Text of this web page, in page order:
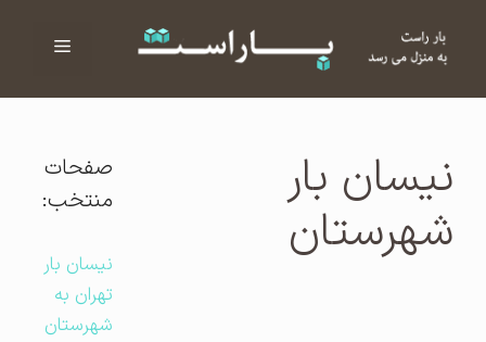
فهرست
نیسان بار
شهرستان
صفحات
منتخب:
نیسان بار
تهران به
شهرستان